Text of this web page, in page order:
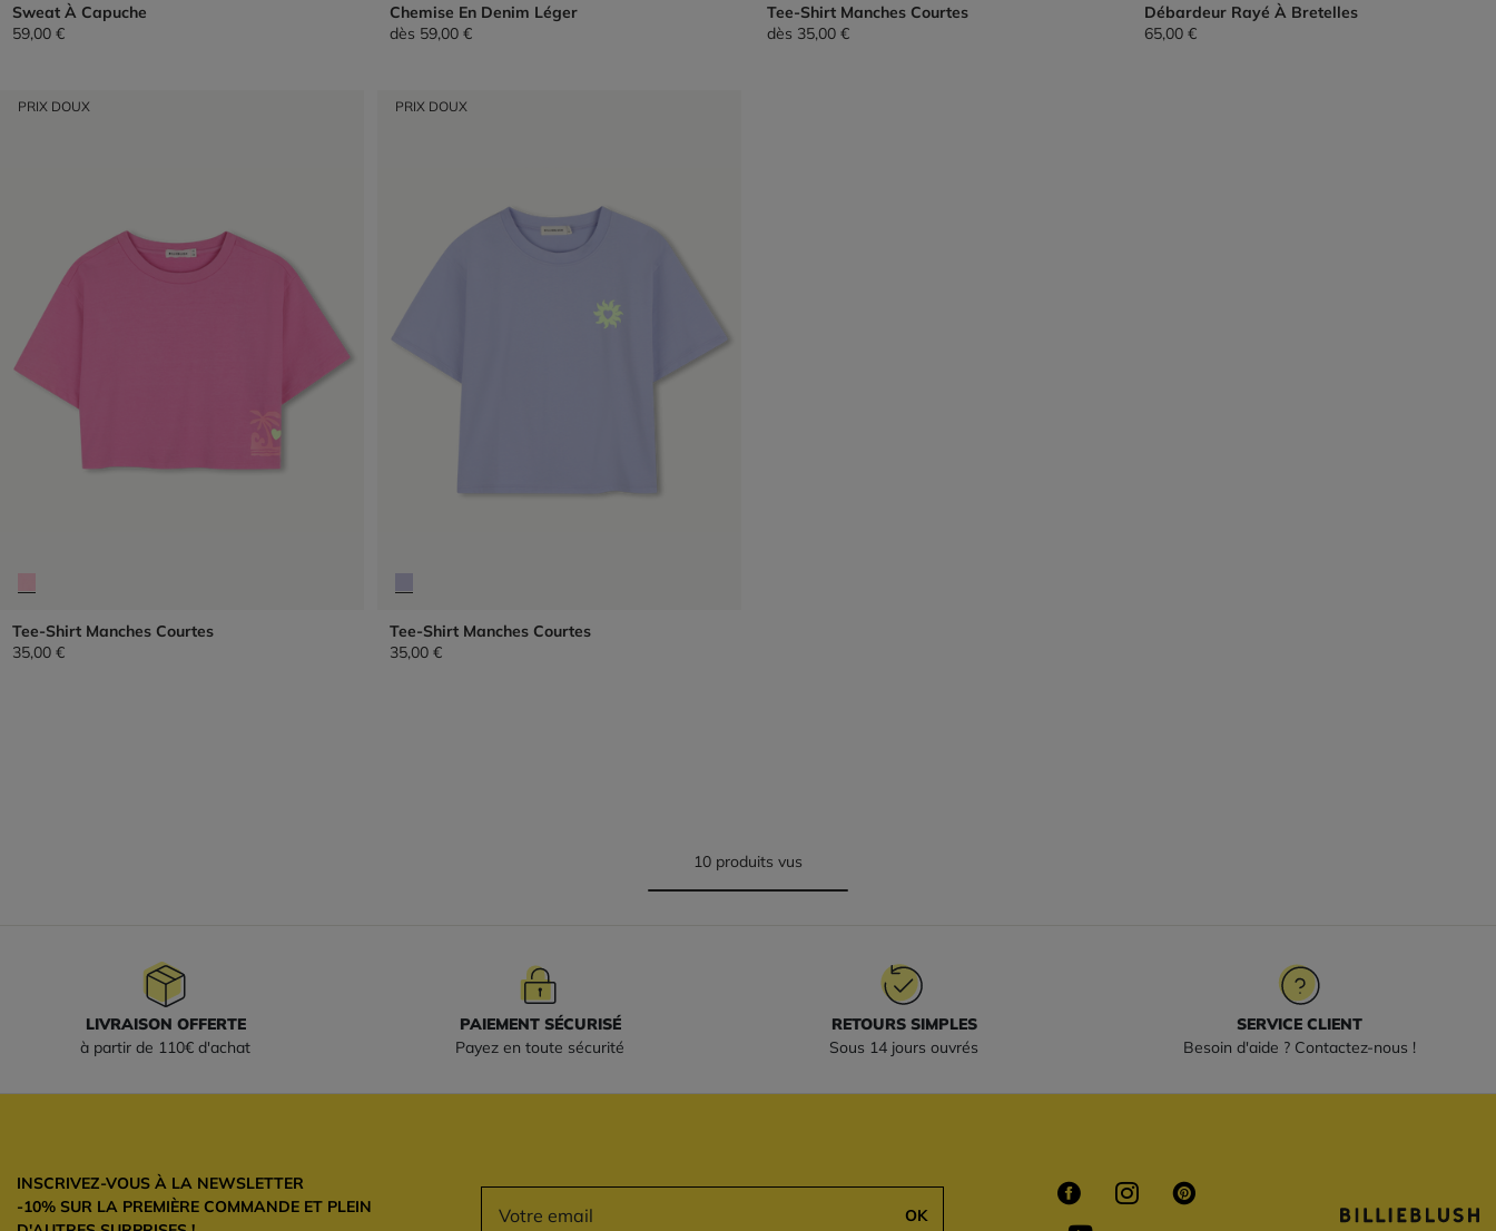
Sweat À Capuche
59,00 €
Chemise En Denim Léger
dès 59,00 €
Tee-Shirt Manches Courtes
dès 35,00 €
Débardeur Rayé À Bretelles
65,00 €
PRIX DOUX
Tee-Shirt Manches Courtes
35,00 €
PRIX DOUX
Tee-Shirt Manches Courtes
35,00 €
10 produits vus
LIVRAISON OFFERTE
à partir de 110€ d'achat
PAIEMENT SÉCURISÉ
Payez en toute sécurité
RETOURS SIMPLES
Sous 14 jours ouvrés
SERVICE CLIENT
Besoin d'aide ? Contactez-nous !
INSCRIVEZ-VOUS À LA NEWSLETTER
-10% SUR LA PREMIÈRE COMMANDE ET PLEIN
OK